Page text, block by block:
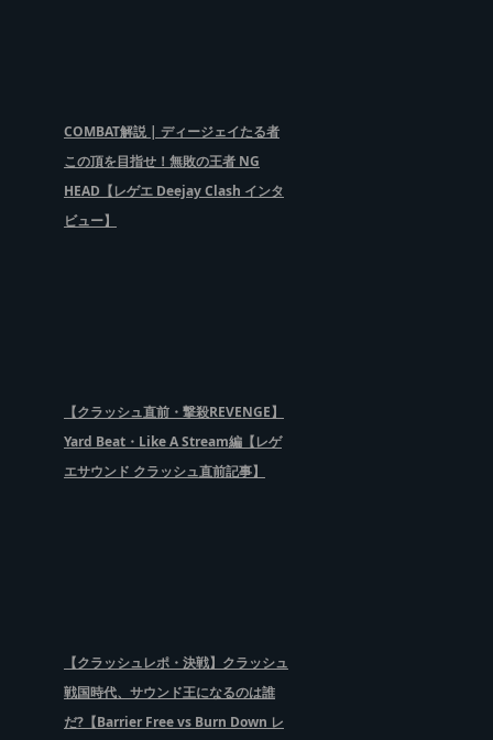
COMBAT解説 | ディージェイたる者
この頂を目指せ！無敗の王者 NG
HEAD【レゲエ Deejay Clash インタ
ビュー】
【クラッシュ直前・撃殺REVENGE】
Yard Beat・Like A Stream編【レゲ
エサウンド クラッシュ直前記事】
【クラッシュレポ・決戦】クラッシュ
戦国時代、サウンド王になるのは誰
だ?【Barrier Free vs Burn Down レ